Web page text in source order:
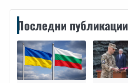
Последни публикации